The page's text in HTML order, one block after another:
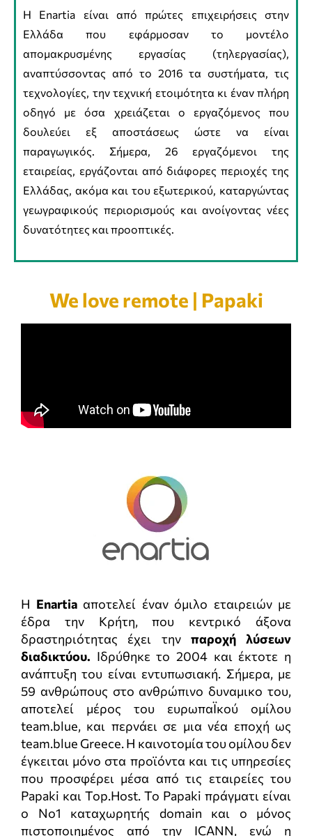
Η Enartia είναι από πρώτες επιχειρήσεις στην
Ελλάδα που εφάρμοσαν το μοντέλο
απομακρυσμένης εργασίας (τηλεργασίας),
αναπτύσσοντας από το 2016 τα συστήματα, τις
τεχνολογίες, την τεχνική ετοιμότητα κι έναν πλήρη
οδηγό με όσα χρειάζεται ο εργαζόμενος που
δουλεύει εξ αποστάσεως ώστε να είναι
παραγωγικός. Σήμερα, 26 εργαζόμενοι της
εταιρείας, εργάζονται από διάφορες περιοχές της
Ελλάδας, ακόμα και του εξωτερικού, καταργώντας
γεωγραφικούς περιορισμούς και ανοίγοντας νέες
δυνατότητες και προοπτικές.
We love remote | Papaki
Η Enartia αποτελεί έναν όμιλο εταιρειών με
έδρα την Κρήτη, που κεντρικό άξονα
δραστηριότητας έχει την παροχή λύσεων
διαδικτύου. Ιδρύθηκε το 2004 και έκτοτε η
ανάπτυξη του είναι εντυπωσιακή. Σήμερα, με
59 ανθρώπους στο ανθρώπινο δυναμικο του,
αποτελεί μέρος του ευρωπαΪκού ομίλου
team.blue, και περνάει σε μια νέα εποχή ως
team.blue Greece. Η καινοτομία του ομίλου δεν
έγκειται μόνο στα προϊόντα και τις υπηρεσίες
που προσφέρει μέσα από τις εταιρείες του
Papaki και Top.Host. Το Papaki πράγματι είναι
ο Νο1 καταχωρητής domain και ο μόνος
πιστοποιημένος από την ICANN, ενώ η